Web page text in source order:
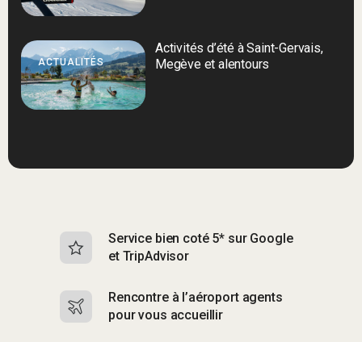
ACTUALITÉS
Activités d’été à Saint-Gervais,
Megève et alentours
Service bien coté 5* sur Google
et TripAdvisor
Rencontre à l’aéroport agents
pour vous accueillir